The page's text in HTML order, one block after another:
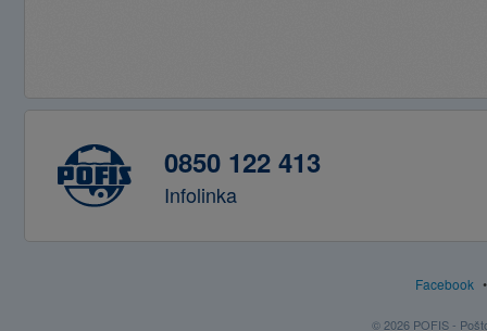
0850 122 413
Infolinka
Facebook
© 2026 POFIS -